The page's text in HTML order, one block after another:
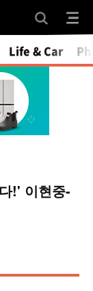
Mute
Life & Car
!' 이현중-